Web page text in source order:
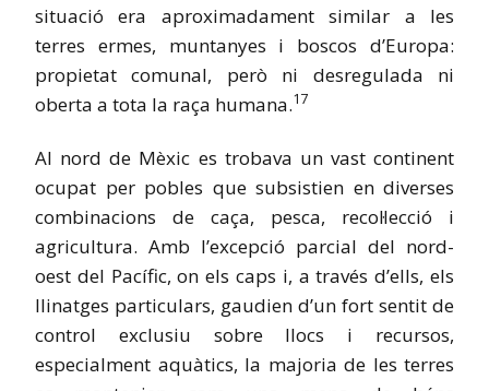
situació era aproximadament similar a les
terres ermes, muntanyes i boscos d’Europa:
propietat comunal, però ni desregulada ni
oberta a tota la raça humana.17
Al nord de Mèxic es trobava un vast continent
ocupat per pobles que subsistien en diverses
combinacions de caça, pesca, recol·lecció i
agricultura. Amb l’excepció parcial del nord-
oest del Pacífic, on els caps i, a través d’ells, els
llinatges particulars, gaudien d’un fort sentit de
control exclusiu sobre llocs i recursos,
especialment aquàtics, la majoria de les terres